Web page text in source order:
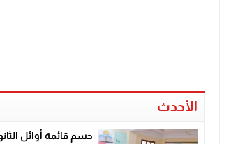
الأحدث
حسم قائمة أوائل